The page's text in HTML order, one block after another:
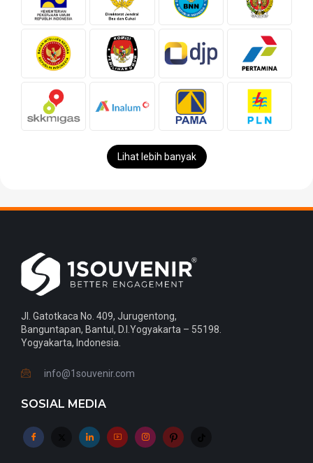
Lihat lebih banyak
Jl. Gatotkaca No. 409, Jurugentong,
Banguntapan, Bantul, D.I.Yogyakarta – 55198.
Yogyakarta, Indonesia.
info@1souvenir.com
SOSIAL MEDIA